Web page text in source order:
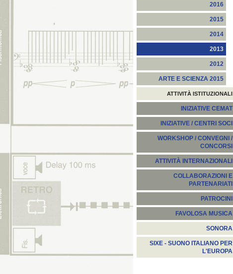
2016
2015
2014
2013
2012
ARTE E SCIENZA 2015
ATTIVITÀ ISTITUZIONALI
INIZIATIVE CEMAT
INIZIATIVE / CENTRI SOCI
WORKSHOP / CONVEGNI /
CONCORSI
ATTIVITÀ INTERNAZIONALI
COLLABORAZIONI E
PARTENARIATI
PATROCINI
FAVOLOSA MUSICA
SONORA
SIXE - SUONO ITALIANO PER
L'EUROPA